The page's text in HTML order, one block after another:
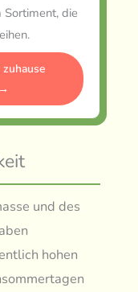
Sortiment, die
und des
hohen